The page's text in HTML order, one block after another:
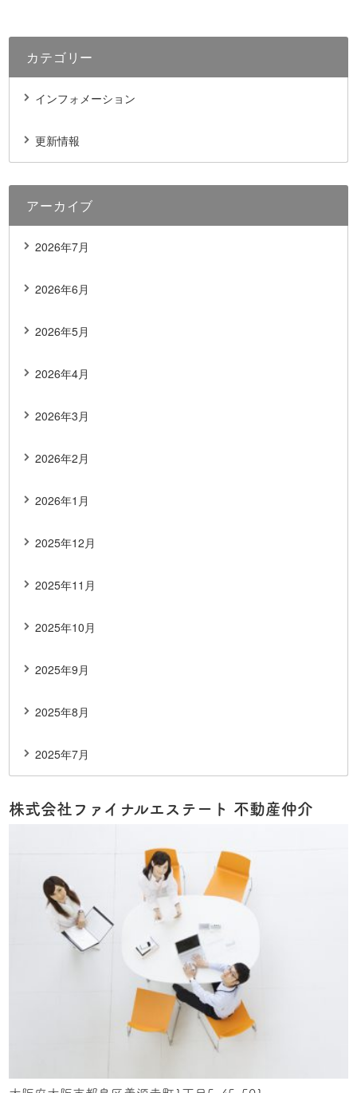
カテゴリー
インフォメーション
更新情報
アーカイブ
2026年7月
2026年6月
2026年5月
2026年4月
2026年3月
2026年2月
2026年1月
2025年12月
2025年11月
2025年10月
2025年9月
2025年8月
2025年7月
株式会社ファイナルエステート 不動産仲介